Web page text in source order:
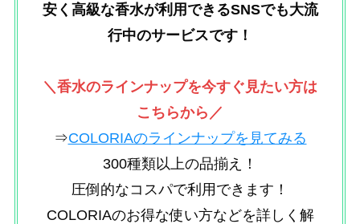
安く高級な香水が利用できるSNSでも大流
行中のサービスです！
＼香水のラインナップを今すぐ見たい方は
こちらから／
⇒COLORIAのラインナップを見てみる
300種類以上の品揃え！
圧倒的なコスパで利用できます！
COLORIAのお得な使い方などを詳しく解